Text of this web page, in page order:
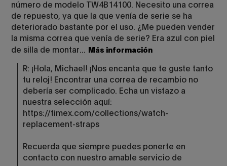
número de modelo TW4B14100. Necesito una correa
de repuesto, ya que la que venía de serie se ha
deteriorado bastante por el uso. ¿Me pueden vender
la misma correa que venía de serie? Era azul con piel
de silla de montar... Más información
R: ¡Hola, Michael! ¡Nos encanta que te guste tanto
tu reloj! Encontrar una correa de recambio no
debería ser complicado. Echa un vistazo a
nuestra selección aquí:
https://timex.com/collections/watch-
replacement-straps
Recuerda que siempre puedes ponerte en
contacto con nuestro amable servicio de